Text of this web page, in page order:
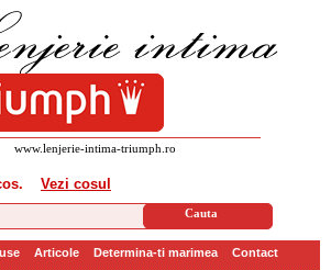
www.lenjerie-intima-triumph.ro
Vezi cosul
Articole Determina-ti marimea Contact